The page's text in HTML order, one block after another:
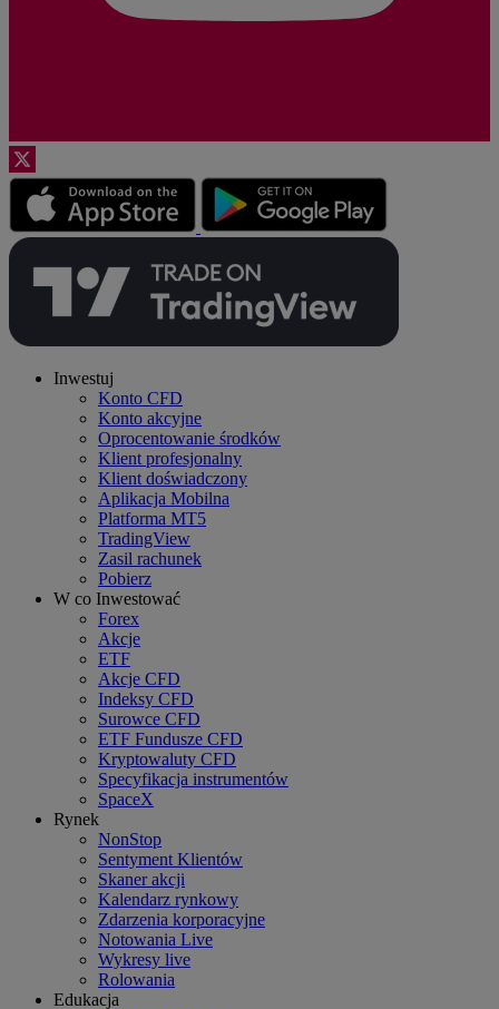
Inwestuj
Konto CFD
Konto akcyjne
Oprocentowanie środków
Klient profesjonalny
Klient doświadczony
Aplikacja Mobilna
Platforma MT5
TradingView
Zasil rachunek
Pobierz
W co Inwestować
Forex
Akcje
ETF
Akcje CFD
Indeksy CFD
Surowce CFD
ETF Fundusze CFD
Kryptowaluty CFD
Specyfikacja instrumentów
SpaceX
Rynek
NonStop
Sentyment Klientów
Skaner akcji
Kalendarz rynkowy
Zdarzenia korporacyjne
Notowania Live
Wykresy live
Rolowania
Edukacja